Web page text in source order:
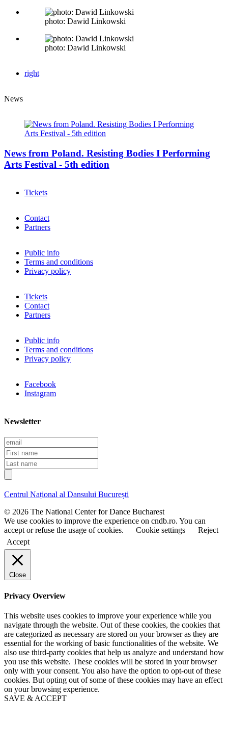
photo: Dawid Linkowski
photo: Dawid Linkowski
right
News
News from Poland. Resisting Bodies I Performing
Arts Festival - 5th edition
Tickets
Contact
Partners
Public info
Terms and conditions
Privacy policy
Tickets
Contact
Partners
Public info
Terms and conditions
Privacy policy
Facebook
Instagram
Newsletter
E
m
a
i
l
F
i
r
s
n
m
e
L
a
s
n
a
m
e
Centrul Național al Dansului București
© 2026 The National Center for Dance Bucharest
We use cookies to improve the experience on cndb.ro. You can
accept or refuse the usage of cookies.
Cookie settings
Reject
Accept
Close
Privacy Overview
This website uses cookies to improve your experience while you
navigate through the website. Out of these cookies, the cookies that
are categorized as necessary are stored on your browser as they are
essential for the working of basic functionalities of the website. We
also use third-party cookies that help us analyze and understand how
you use this website. These cookies will be stored in your browser
only with your consent. You also have the option to opt-out of these
cookies. But opting out of some of these cookies may have an effect
on your browsing experience.
SAVE & ACCEPT